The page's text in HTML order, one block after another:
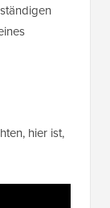
hier ist,